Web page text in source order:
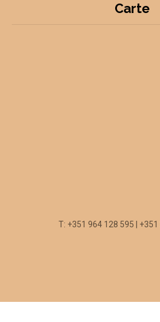
Carte
T: +351 964 128 595 |